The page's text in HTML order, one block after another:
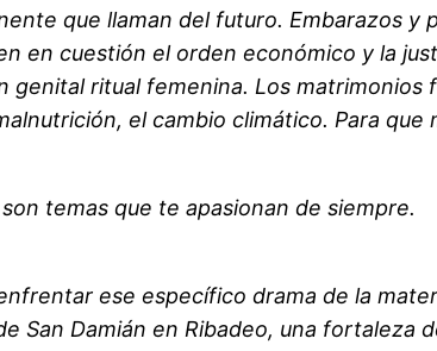
que llaman del futuro. Embarazos y
en cuestión el orden económico y la
genital ritual femenina. Los matrimonios
el cambio climático. Para que
temas que te apasionan de siempre.
ese específico drama de la
San Damián en Ribadeo, una fortaleza